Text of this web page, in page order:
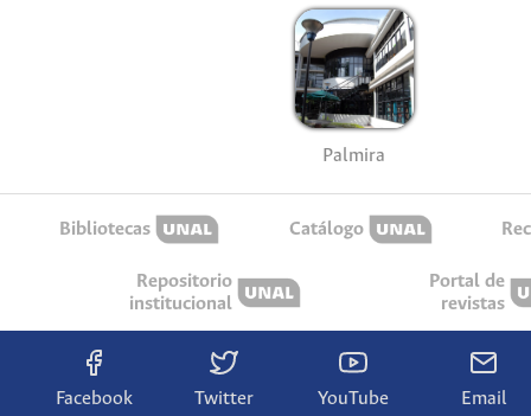
Palmira
Bibliotecas Catálogo
Repositorio
institucional
Portal de
revistas
Facebook Twitter YouTube Email